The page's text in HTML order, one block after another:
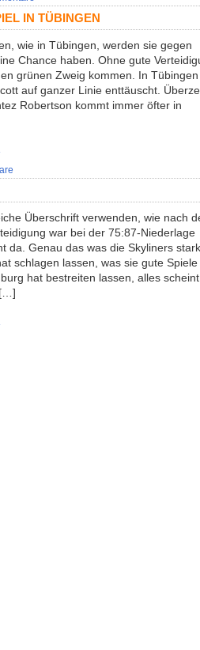
IN TÜBINGEN
wie in Tübingen, werden sie gegen
Chance haben. Ohne gute
grünen Zweig kommen. In
auf ganzer Linie enttäuscht.
Robertson kommt immer öfter in
Überschrift verwenden, wie nach
war bei der 75:87-Niederlage
da. Genau das was die Skyliners stark
schlagen lassen, was sie gute Spiele
hat bestreiten lassen, alles
[…]